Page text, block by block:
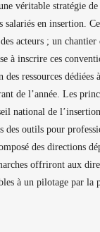
véritable stratégie
en insertion.
acteurs ; un
à inscrire ces
ressources
de l’année. Les
national de
des outils pour
des directions
offriront aux
à un pilotage par la